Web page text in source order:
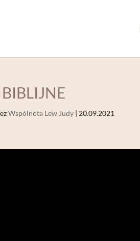
Wspólnota Lew Judy | 20.09.2021